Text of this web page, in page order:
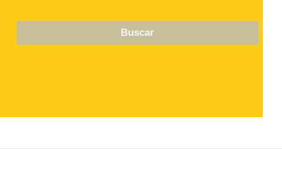
Buscar